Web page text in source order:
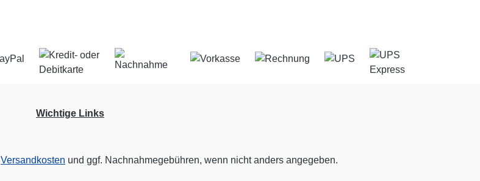
Wichtige Links
Versandkosten und ggf. Nachnahmegebühren, wenn nicht anders angegeben.